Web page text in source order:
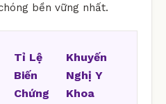
bền vững nhất.
Tỉ Lệ
Biến
Chứng
Khuyến
Nghị Y
Khoa